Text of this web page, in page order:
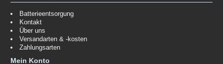
Batterieentsorgung
Kontakt
Über uns
Versandarten & -kosten
Zahlungsarten
Mein Konto